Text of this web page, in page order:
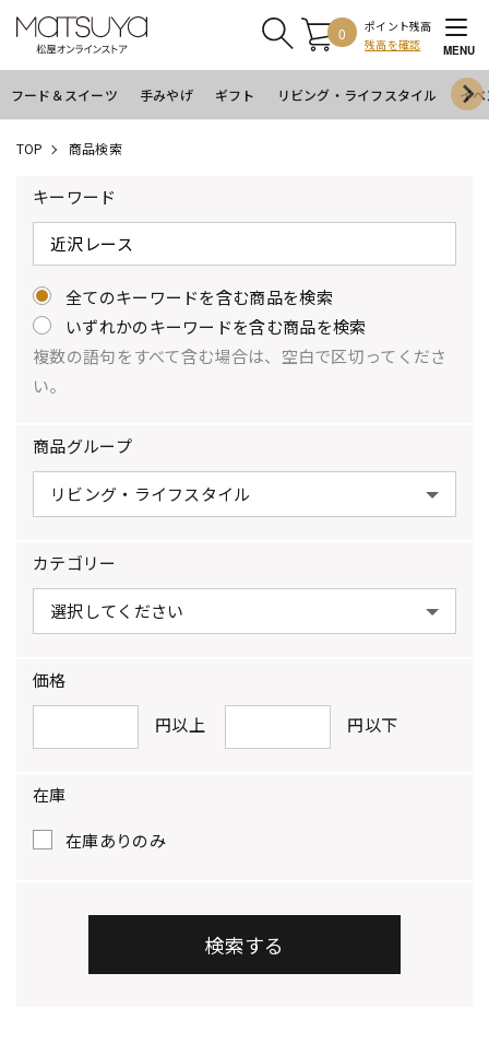
0
ポイント残高
残高を確認
MENU
フード＆スイーツ 手みやげ ギフト リビング・ライフスタイル イ
TOP 商品検索
キーワード
全てのキーワードを含む商品を検索
いずれかのキーワードを含む商品を検索
複数の語句をすべて含む場合は、空白で区切ってくださ
い。
商品グループ
カテゴリー
価格
円以上
円以下
在庫
在庫ありのみ